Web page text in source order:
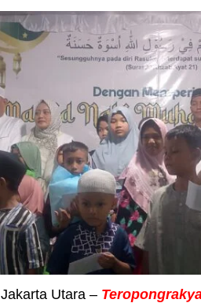
Jakarta Utara –